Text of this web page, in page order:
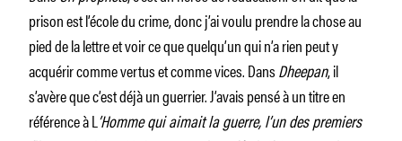
prison est l’école du crime, donc j’ai voulu prendre la chose au
pied de la lettre et voir ce que quelqu’un qui n’a rien peut y
acquérir comme vertus et comme vices. DansDheepan, il
s’avère que c’est déjà un guerrier. J’avais pensé à un titre en
référence à L ’Homme qui aimait la guerre, l’un des premiers